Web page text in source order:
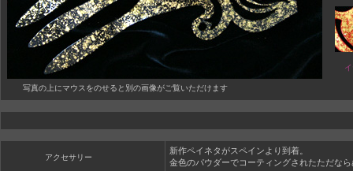
写真の上にマウスをのせると別の画像がご覧いただけます
アクセサリー
新作ペイネタがスペインより到着。
金色のパウダーでコーティングされたただな